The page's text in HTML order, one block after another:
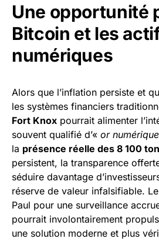
Une opportunité
Bitcoin et les
numériques
Alors que l’inflation persiste et
les systèmes financiers
Fort Knox pourrait alimenter
souvent qualifié d’« or numérique
la présence réelle des 8 100
persistent, la transparence
séduire davantage
réserve de valeur infalsifiable.
Paul pour une surveillance
pourrait involontairement
une solution moderne et plus